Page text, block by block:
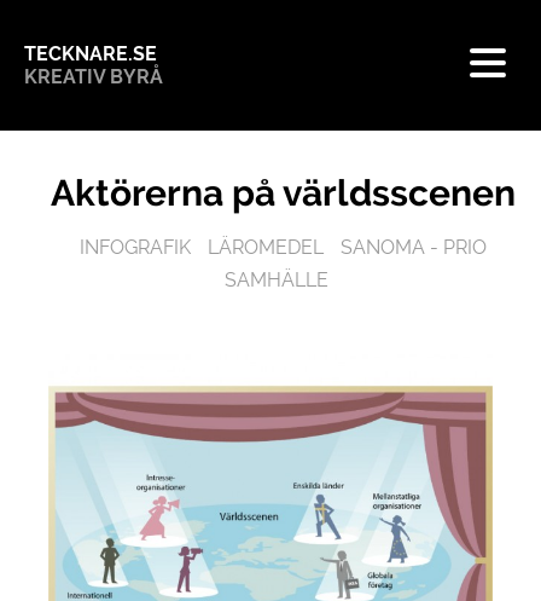
TECKNARE.SE
KREATIV BYRÅ
Aktörerna på världsscenen
INFOGRAFIK LÄROMEDEL
SANOMA - PRIO
SAMHÄLLE